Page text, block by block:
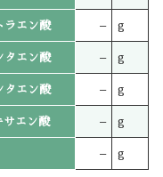
ラエン酸 – g
タエン酸 – g
タエン酸 – g
サエン酸 – g
– g